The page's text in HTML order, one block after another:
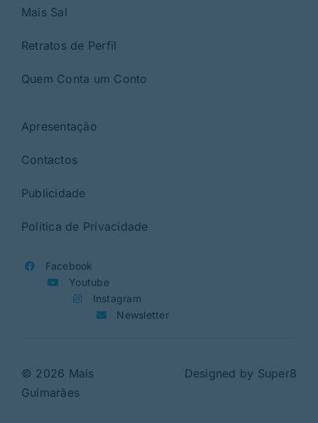
Mais Sal
Retratos de Perfil
Quem Conta um Conto
Apresentação
Contactos
Publicidade
Política de Privacidade
Facebook
Youtube
Instagram
Newsletter
© 2026 Mais
Guimarães
Designed by Super8